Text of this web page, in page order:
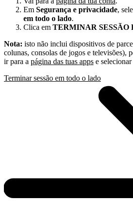
Em Segurança e privacidade,
em todo o lado.
Clica em TERMINAR SESSÃO
Nota: isto não inclui dispositivos de
colunas, consolas de jogos e televisões),
ir para a página das tuas apps e selecionar
Terminar sessão em todo o lado